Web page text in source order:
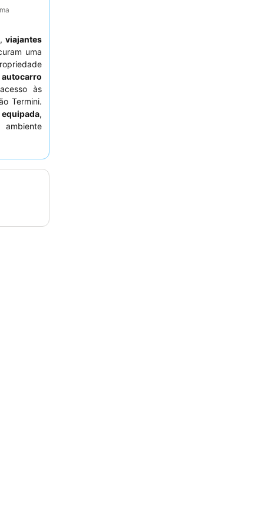
,viajantes
uma
autocarro
às
Termini.
,
e
da